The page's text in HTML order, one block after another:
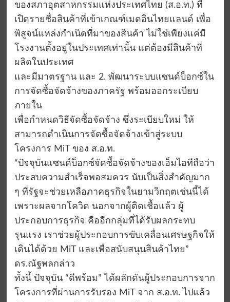
ของสภาอุตสาหกรรมแห่งประเทศไทย (ส.อ.ท.) ที่
เปิดรายชื่อสินค้าที่เข้าเกณฑ์เมดอินไทยแลนด์ เพื่อ
พิสูจน์แหล่งกำเนิดที่มาของสินค้า ไม่ใช่เพียงแค่มี
โรงงานตั้งอยู่ในประเทศเท่านั้น แต่ต้องมีสินค้าที่
ผลิตในประเทศ
และมีมาตรฐาน และ 2. พัฒนาระบบแซนด์บ็อกซ์ใน
การจัดซื้อจัดจ้างของภาครัฐ พร้อมออกระเบียบ
ภายใน
เพื่อกำหนดวิธีจัดซื้อจัดจ้าง ซึ่งระเบียบใหม่ ให้
สามารถดำเนินการจัดซื้อจัดจ้างเข้าสู่ระบบ
โครงการ MiT ของ ส.อ.ท.
“ปัจจุบันแซนด์บ็อกซ์จัดซื้อจัดจ้างของเอ็มไอทีถือว่า
ประสบความสำเร็จพอสมควร นับเป็นสิ่งสำคัญมาก
ๆ ที่รัฐจะช่วยเหลือภาคธุรกิจในยามวิกฤตเช่นนี้ได้
เพราะผลจากโควิด นอกจากผู้ติดเชื้อแล้ว ผู้
ประกอบการธุรกิจ คืออีกกลุ่มที่ได้รับผลกระทบ
รุนแรง เราช่วยผู้ประกอบการขับเคลื่อนเศรษฐกิจให้
เดินได้ด้วย MiT และเพื่อสนับสนุนสินค้าไทย”
ดร.ณัฐพลกล่าว
ทั้งนี้ ปัจจุบัน “ดีพร้อม” ได้ผลักดันผู้ประกอบการจาก
โครงการที่ผ่านการรับรอง MiT จาก ส.อ.ท. ไปแล้ว